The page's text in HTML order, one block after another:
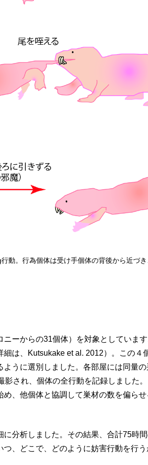
。行為個体は受け手個体の背後から近づき
ーからの31個体）を対象としていま
は、Kutsukake et al. 2012）。この
うに選別しました。各部屋には同量
され、個体の全行動を記録しました
、他個体と協調して巣材の数を偏ら
分析しました。その結果、合計75時
、どこで、どのように妨害行動を行う